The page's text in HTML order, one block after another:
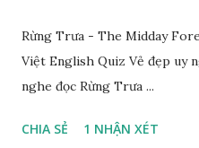
Rừng Trưa - The Midday
Việt English Quiz Vẻ đẹp uy
nghe đọc Rừng Trưa ...
CHIA SẺ 1 NHẬN XÉT